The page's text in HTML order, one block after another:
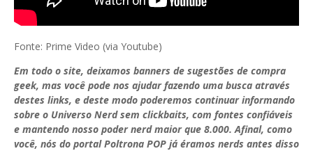
Fonte: Prime Video (via Youtube)
Em todo o site, deixamos banners de sugestões de compra
geek, mas você pode nos ajudar fazendo uma busca através
destes links, e deste modo poderemos continuar informando
sobre o Universo Nerd sem clickbaits, com fontes confiáveis
e mantendo nosso poder nerd maior que 8.000. Afinal, como
você, nós do portal Poltrona POP já éramos nerds antes disso